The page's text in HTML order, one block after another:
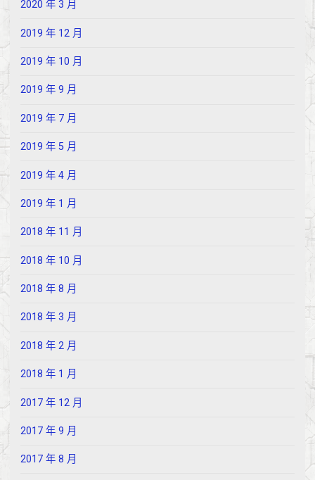
2020 年 3 月
2019 年 12 月
2019 年 10 月
2019 年 9 月
2019 年 7 月
2019 年 5 月
2019 年 4 月
2019 年 1 月
2018 年 11 月
2018 年 10 月
2018 年 8 月
2018 年 3 月
2018 年 2 月
2018 年 1 月
2017 年 12 月
2017 年 9 月
2017 年 8 月